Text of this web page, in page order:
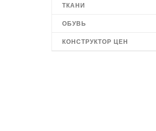
ТКАНИ
ОБУВЬ
КОНСТРУКТОР ЦЕН